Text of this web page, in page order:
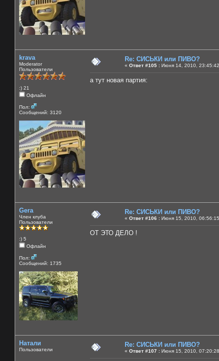
krava
Moderator
Пользователи
:) 21
Офлайн
Пол:
Сообщений: 3120
Re: СИСЬКИ или ПИВО?
« Ответ #105 : Июня 14, 2010,
а тут новая партия:
Gera
Член клуба
Пользователи
:) 5
Офлайн
Пол:
Сообщений: 1735
Re: СИСЬКИ или ПИВО?
« Ответ #106 : Июня 15, 2010,
ОТ ЭТО ДЕЛО !
Натали
Пользователи
Re: СИСЬКИ или ПИВО?
« Ответ #107 : Июня 15, 2010,